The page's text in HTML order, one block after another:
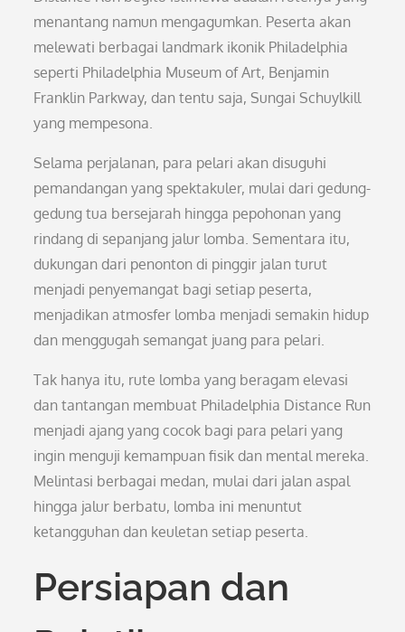
menantang namun mengagumkan. Peserta akan
melewati berbagai landmark ikonik Philadelphia
seperti Philadelphia Museum of Art, Benjamin
Franklin Parkway, dan tentu saja, Sungai Schuylkill
yang mempesona.
Selama perjalanan, para pelari akan disuguhi
pemandangan yang spektakuler, mulai dari gedung-
gedung tua bersejarah hingga pepohonan yang
rindang di sepanjang jalur lomba. Sementara itu,
dukungan dari penonton di pinggir jalan turut
menjadi penyemangat bagi setiap peserta,
menjadikan atmosfer lomba menjadi semakin hidup
dan menggugah semangat juang para pelari.
Tak hanya itu, rute lomba yang beragam elevasi
dan tantangan membuat Philadelphia Distance Run
menjadi ajang yang cocok bagi para pelari yang
ingin menguji kemampuan fisik dan mental mereka.
Melintasi berbagai medan, mulai dari jalan aspal
hingga jalur berbatu, lomba ini menuntut
ketangguhan dan keuletan setiap peserta.
Persiapan dan